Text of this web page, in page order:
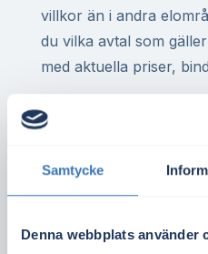
Samtycke
Denna webbplats använder
villkor än i andra
du vilka avtal som
med aktuella priser,
För dig som har
företag med hög
för
omnejd.